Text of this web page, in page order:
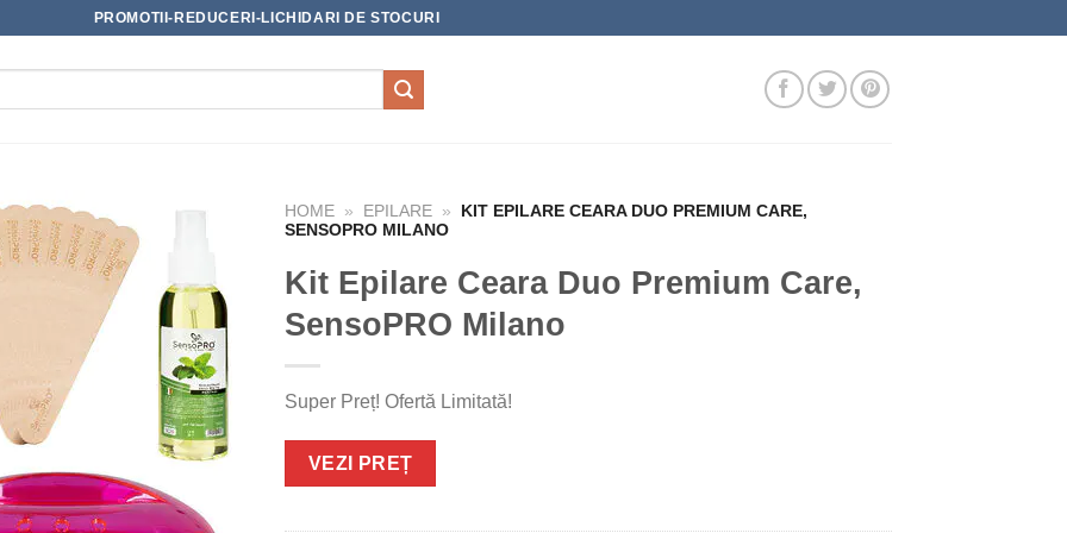
PROMOTII-REDUCERI-LICHIDARI DE STOCURI
HOME » EPILARE »
KIT EPILARE CEARA DUO PREMIUM CARE,
SENSOPRO MILANO
Kit Epilare Ceara Duo Premium Care,
SensoPRO Milano
Super Preț! Ofertă Limitată!
VEZI PREȚ